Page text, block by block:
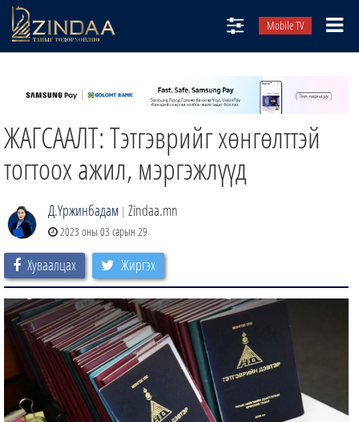
Mobile TV
ТВ8
ӨГЛӨӨНИЙ СОНИН
ЖАГСААЛТ: Тэтгэврийг хөнгөлттэй
тогтоох ажил, мэргэжлүүд
Д.Үржинбадам | Zindaa.mn
2023 оны 03 сарын 29
Хуваалцах Жиргэх